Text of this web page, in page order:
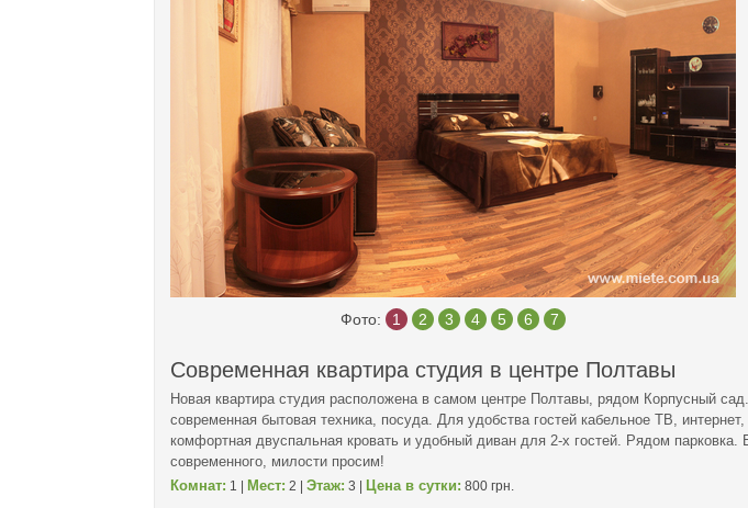
Фото: 1 2 3 4 5 6 7
Современная квартира студия в центре Полтавы
Новая квартира студия расположена в самом центре Полтавы, рядом Корпусный
современная бытовая техника, посуда. Для удобства гостей кабельное ТВ,
комфортная двуспальная кровать и удобный диван для 2-х гостей. Рядом
современного, милости просим!
Комнат: 1 | Мест: 2 | Этаж: 3 | Цена в сутки: 800 грн.